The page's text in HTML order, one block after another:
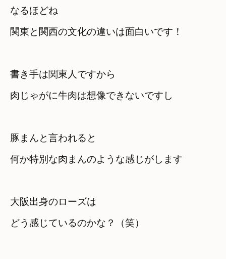
なるほどね
関東と関西の文化の違いは面白いです！
書き手は関東人ですから
肉じゃがに牛肉は想像できないですし
豚まんと言われると
何か特別な肉まんのような感じがします
大阪出身のローズは
どう感じているのかな？（笑）